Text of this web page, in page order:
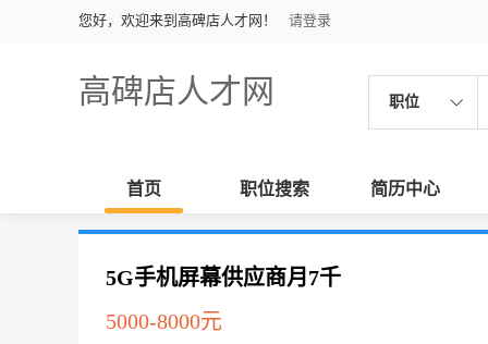
您好，欢迎来到高碑店人才网！ 请登录
高碑店人才网 职位
首页 职位搜索 简历中心
5G手机屏幕供应商月7千
5000-8000元